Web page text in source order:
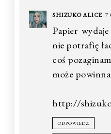
SHIZUKO ALICE 7
Papier
nie potrafię
coś
może
http://
ODPOWIEDZ